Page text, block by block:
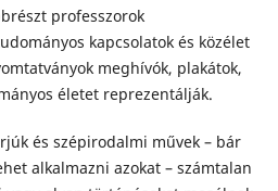
professzorok
kapcsolatok és közélet
meghívók, plakátok,
életet reprezentálják.
és szépirodalmi művek – bár
alkalmazni azokat – számtalan